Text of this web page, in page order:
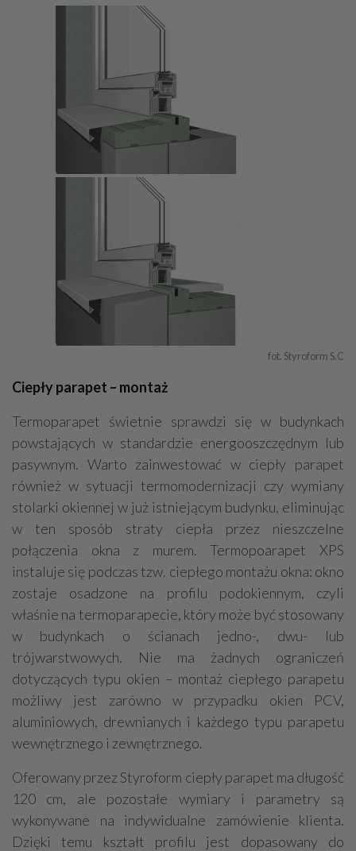
fot. Styroform S.C
Ciepły parapet – montaż
Termoparapet świetnie sprawdzi się w budynkach
powstających w standardzie energooszczędnym lub
pasywnym. Warto zainwestować w ciepły parapet
również w sytuacji termomodernizacji czy wymiany
stolarki okiennej w już istniejącym budynku, eliminując
w ten sposób straty ciepła przez nieszczelne
połączenia okna z murem. Termopoarapet XPS
instaluje się podczas tzw. ciepłego montażu okna: okno
zostaje osadzone na profilu podokiennym, czyli
właśnie na termoparapecie, który może być stosowany
w budynkach o ścianach jedno-, dwu- lub
trójwarstwowych. Nie ma żadnych ograniczeń
dotyczących typu okien – montaż ciepłego parapetu
możliwy jest zarówno w przypadku okien PCV,
aluminiowych, drewnianych i każdego typu parapetu
wewnętrznego i zewnętrznego.
Oferowany przez Styroform ciepły parapet ma długość
120 cm, ale pozostałe wymiary i parametry są
wykonywane na indywidualne zamówienie klienta.
Dzięki temu kształt profilu jest dopasowany do